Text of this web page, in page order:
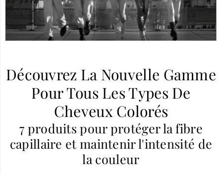
Découvrez La Nouvelle Gamme
Pour Tous Les Types De
Cheveux Colorés
7 produits pour protéger la fibre
capillaire et maintenir l'intensité de
la couleur